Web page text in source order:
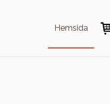
Hemsida